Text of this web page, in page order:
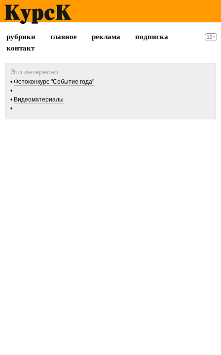
рубрики главное реклама
подписка
контакт
12+
Фотоконкурс "Событие года"
Видеоматериалы